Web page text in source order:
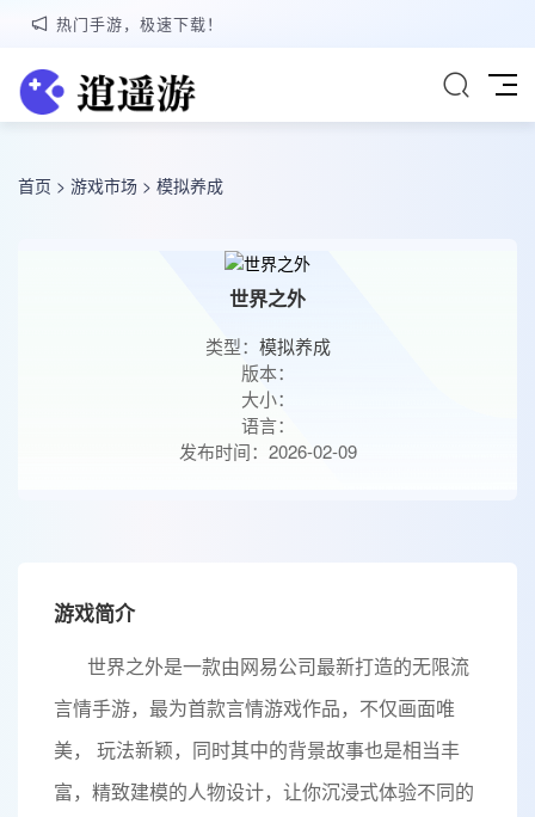
热门手游，极速下载！
首页 > 游戏市场 > 模拟养成
世界之外
类型： 模拟养成
版本：
大小：
语言：
发布时间：2026-02-09
游戏简介
世界之外是一款由网易公司最新打造的无限流
言情手游，最为首款言情游戏作品，不仅画面唯
美， 玩法新颖，同时其中的背景故事也是相当丰
富，精致建模的人物设计，让你沉浸式体验不同的